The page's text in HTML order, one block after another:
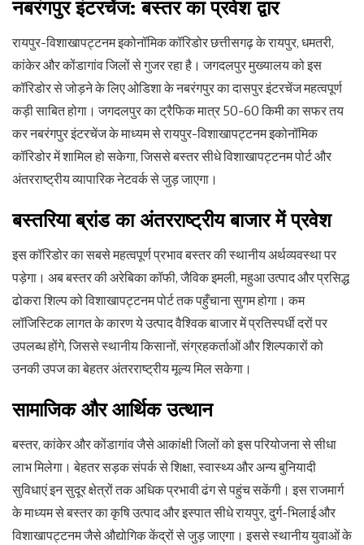
नबरंगपुर इंटरचेंज: बस्तर का प्रवेश द्वार
रायपुर-विशाखापट्टनम इकोनॉमिक कॉरिडोर छत्तीसगढ़ के रायपुर, धमतरी,
कांकेर और कोंडागांव जिलों से गुजर रहा है। जगदलपुर मुख्यालय को इस
कॉरिडोर से जोड़ने के लिए ओडिशा के नबरंगपुर का दासपुर इंटरचेंज महत्वपूर्ण
कड़ी साबित होगा। जगदलपुर का ट्रैफिक मात्र 50-60 किमी का सफर तय
कर नबरंगपुर इंटरचेंज के माध्यम से रायपुर-विशाखापट्टनम इकोनॉमिक
कॉरिडोर में शामिल हो सकेगा, जिससे बस्तर सीधे विशाखापट्टनम पोर्ट और
अंतरराष्ट्रीय व्यापारिक नेटवर्क से जुड़ जाएगा।
बस्तरिया ब्रांड का अंतरराष्ट्रीय बाजार में प्रवेश
इस कॉरिडोर का सबसे महत्वपूर्ण प्रभाव बस्तर की स्थानीय अर्थव्यवस्था पर
पड़ेगा। अब बस्तर की अरेबिका कॉफी, जैविक इमली, महुआ उत्पाद और प्रसिद्ध
ढोकरा शिल्प को विशाखापट्टनम पोर्ट तक पहुँचाना सुगम होगा। कम
लॉजिस्टिक लागत के कारण ये उत्पाद वैश्विक बाजार में प्रतिस्पर्धी दरों पर
उपलब्ध होंगे, जिससे स्थानीय किसानों, संग्रहकर्ताओं और शिल्पकारों को
उनकी उपज का बेहतर अंतरराष्ट्रीय मूल्य मिल सकेगा।
सामाजिक और आर्थिक उत्थान
बस्तर, कांकेर और कोंडागांव जैसे आकांक्षी जिलों को इस परियोजना से सीधा
लाभ मिलेगा। बेहतर सड़क संपर्क से शिक्षा, स्वास्थ्य और अन्य बुनियादी
सुविधाएं इन सुदूर क्षेत्रों तक अधिक प्रभावी ढंग से पहुंच सकेंगी। इस राजमार्ग
के माध्यम से बस्तर का कृषि उत्पाद और इस्पात सीधे रायपुर, दुर्ग-भिलाई और
विशाखापट्टनम जैसे औद्योगिक केंद्रों से जुड़ जाएगा। इससे स्थानीय युवाओं के